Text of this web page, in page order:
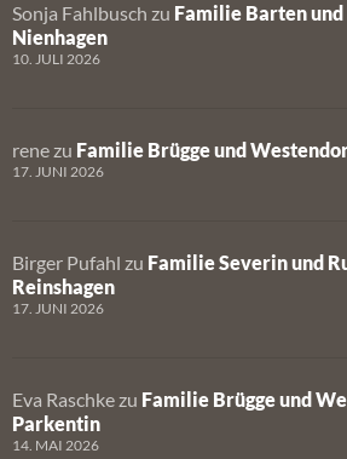
Sonja Fahlbusch zu Familie Barten
Nienhagen
10. JULI 2026
rene zu Familie Brügge und
17. JUNI 2026
Birger Pufahl zu Familie Severin und
Reinshagen
17. JUNI 2026
Eva Raschke zu Familie Brügge und
Parkentin
14. MAI 2026